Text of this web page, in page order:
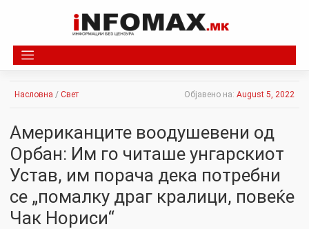
Насловна / Свет Објавено на: August 5, 2022
Американците воодушевени од
Орбан: Им го читаше унгарскиот
Устав, им порача дека потребни
се „помалку драг кралици, повеќе
Чак Нориси“